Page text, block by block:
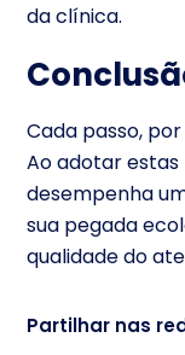
da clínica.
Cada passo,
Ao adotar
desempenha
sua pegada
qualidade do
Partilhar nas